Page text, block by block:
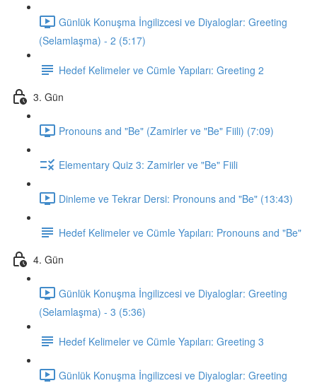
Günlük Konuşma İngilizcesi ve Diyaloglar: Greeting
(Selamlaşma) - 2 (5:17)
Hedef Kelimeler ve Cümle Yapıları: Greeting 2
3. Gün
Pronouns and "Be" (Zamirler ve "Be" Fiili) (7:09)
Elementary Quiz 3: Zamirler ve "Be" Fiili
Dinleme ve Tekrar Dersi: Pronouns and "Be" (13:43)
Hedef Kelimeler ve Cümle Yapıları: Pronouns and "Be"
4. Gün
Günlük Konuşma İngilizcesi ve Diyaloglar: Greeting
(Selamlaşma) - 3 (5:36)
Hedef Kelimeler ve Cümle Yapıları: Greeting 3
Günlük Konuşma İngilizcesi ve Diyaloglar: Greeting